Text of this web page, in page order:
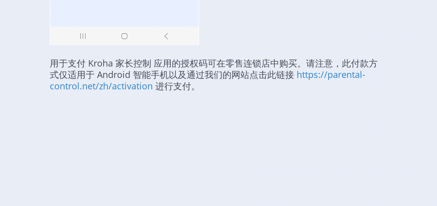
用于支付 Kroha 家长控制 应用的授权码可在零售连锁店中购买。请注意，此付款方
式仅适用于 Android 智能手机以及通过我们的网站点击此链接 https://parental-
control.net/zh/activation 进行支付。